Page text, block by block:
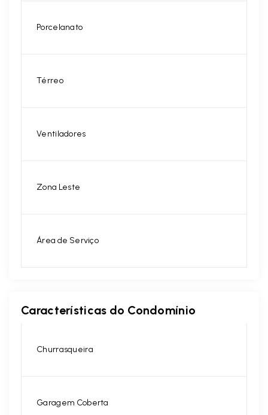
Porcelanato
Térreo
Ventiladores
Zona Leste
Área de Serviço
Características do Condomínio
Churrasqueira
Garagem Coberta